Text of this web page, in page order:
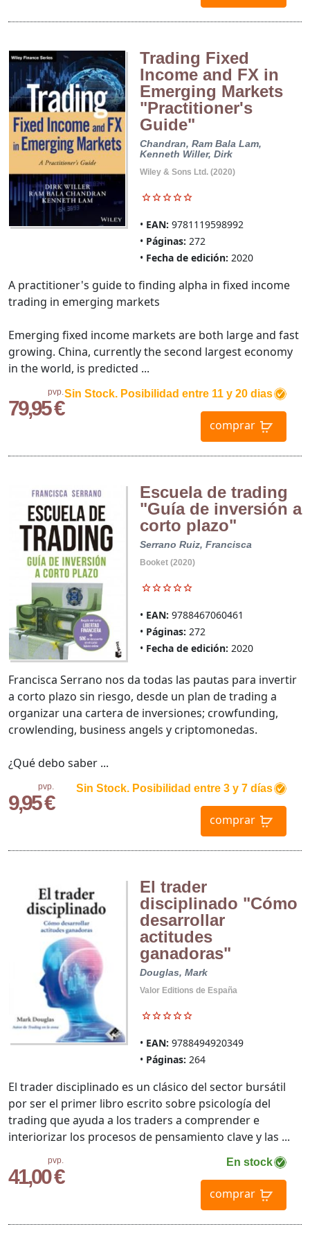
Trading Fixed
Income and FX in
Emerging Markets
"Practitioner's
Guide"
Chandran, Ram Bala Lam,
Kenneth Willer, Dirk
Wiley & Sons Ltd. (2020)
EAN: 9781119598992
Páginas: 272
Fecha de edición: 2020
pvp.
79,95 €
Sin Stock. Posibilidad entre 11 y 20 dias
comprar
A practitioner's guide to finding alpha in fixed income
trading in emerging markets
Emerging fixed income markets are both large and fast
growing. China, currently the second largest economy
in the world, is predicted ...
Escuela de trading
"Guía de inversión a
corto plazo"
Serrano Ruiz, Francisca
Booket (2020)
EAN: 9788467060461
Páginas: 272
Fecha de edición: 2020
pvp.
9,95 €
Sin Stock. Posibilidad entre 3 y 7 días
comprar
Francisca Serrano nos da todas las pautas para invertir
a corto plazo sin riesgo, desde un plan de trading a
organizar una cartera de inversiones; crowfunding,
crowlending, business angels y criptomonedas.
¿Qué debo saber ...
El trader
disciplinado "Cómo
desarrollar
actitudes
ganadoras"
Douglas, Mark
Valor Editions de España
EAN: 9788494920349
Páginas: 264
pvp.
41,00 €
En stock
comprar
El trader disciplinado es un clásico del sector bursátil
por ser el primer libro escrito sobre psicología del
trading que ayuda a los traders a comprender e
interiorizar los procesos de pensamiento clave y las ...